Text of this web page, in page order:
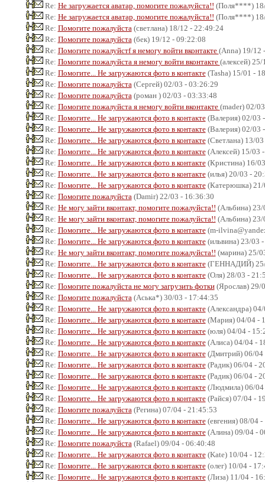
Re: Не загружается аватар, помогите пожалуйста!! (Поля****)
Re: Не загружается аватар, помогите пожалуйста!! (Поля****)
Re: Помогите пожалуйста (светлана) 18/12 - 22:49:24
Re: Помогите пожалуйста (бек) 19/12 - 09:22:08
Re: Помогите пожалуйстf я немогу войти вконтакте (Anna) 19/12
Re: Помогите пожалуйста я немогу войти вконтакте (алексей)
Re: Помогите... Не загружаются фото в контакте(Tasha) 15/01 -
Re: Помогите пожалуйста (Сергей) 02/03 - 03:26:29
Re: Помогите пожалуйста (роман ) 02/03 - 03:33:48
Re: Помогите пожалуйста я немогу войти вконтакте (mader) 02/
Re: Помогите... Не загружаются фото в контакте(Валерия) 02/03
Re: Помогите... Не загружаются фото в контакте(Валерия) 02/03
Re: Помогите... Не загружаются фото в контакте(Светлана) 13/
Re: Помогите... Не загружаются фото в контакте(Алексей) 15/03
Re: Помогите... Не загружаются фото в контакте(Кристина) 16/
Re: Помогите... Не загружаются фото в контакте(илья) 20/03 -
Re: Помогите... Не загружаются фото в контакте(Катерюшка) 21/
Re: Помогите пожалуйста (Damir) 22/03 - 16:36:30
Re: Не могу зайти вконтакт, помогите пожалуйста!! (Альбина)
Re: Не могу зайти вконтакт, помогите пожалуйста!! (Альбина)
Re: Помогите... Не загружаются фото в контакте(m-
Re: Помогите... Не загружаются фото в контакте(ильвина) 23/03
Re: Не могу зайти вконтакт, помогите пожалуйста!! (марина) 25/
Re: Помогите... Не загружаются фото в контакте(ГЕННАДИЙ) 25/
Re: Помогите... Не загружаются фото в контакте(Оля) 28/03 -
Re: Помогите пожалуйста не могу загрузить фотки(Ярослав) 29/
Re: Помогите пожалуйста (Аська*) 30/03 - 17:44:35
Re: Помогите... Не загружаются фото в контакте(Александра)
Re: Помогите... Не загружаются фото в контакте(Мария) 04/04 -
Re: Помогите... Не загружаются фото в контакте(юля) 04/04 -
Re: Помогите... Не загружаются фото в контакте(Алиса) 04/04 -
Re: Помогите... Не загружаются фото в контакте(Дмитрий) 06/04
Re: Помогите... Не загружаются фото в контакте(Радик) 06/04 -
Re: Помогите... Не загружаются фото в контакте(Радик) 06/04 -
Re: Помогите... Не загружаются фото в контакте(Людмила) 06/04
Re: Помогите... Не загружаются фото в контакте(Райся) 07/04 -
Re: Помогите пожалуйста (Регина) 07/04 - 21:45:53
Re: Помогите... Не загружаются фото в контакте(евгения) 08/04
Re: Помогите... Не загружаются фото в контакте(Алина) 09/04 -
Re: Помогите пожалуйста (Rafael) 09/04 - 06:40:48
Re: Помогите... Не загружаются фото в контакте(Kate) 10/04 -
Re: Помогите... Не загружаются фото в контакте(олег) 10/04 -
Re: Помогите... Не загружаются фото в контакте(Лиза) 11/04 -